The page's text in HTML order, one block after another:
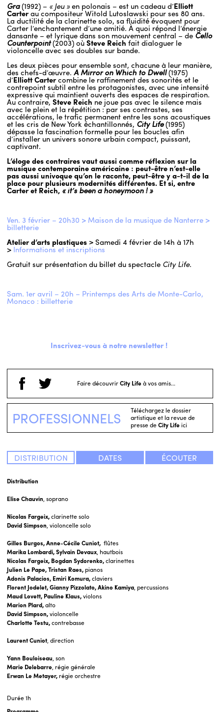
Distribution
Elise Chauvin, soprano
Nicolas Fargeix,clarinette solo
David Simpson, violoncelle solo
Gilles Burgos, Anne-Cécile Cuniot, flûtes
Marika Lombardi, Sylvain Devaux, hautbois
Nicolas Fargeix, Bogdan Sydorenko,clarinettes
Julien Le Pape, Tristan Raes, pianos
Adonis Palacios, Emiri Komura,claviers
Florent Jodelet, Gianny Pizzolato,Akino Kamiya, percussions
Maud Lovett, Pauline Klaus,violons
Marion Plard,alto
David Simpson,violoncelle
Charlotte Testu,contrebasse
Laurent Cuniot, direction
Yann Bouloiseau, son
Marie Delebarre, régie générale
Erwan Le Metayer, régie orchestre
Durée1h
Gra(1992) – « Jeu »en polonais – est un cadeau d’Elliott
Carterau compositeur Witold Lutoslawski pour ses 80 ans.
La ductilité de la clarinette solo, sa fluidité évoquent pour
Carter l’enchantement d’une amitié. À quoi répond l’énergie
dansante – et lyrique dans son mouvement central – de Cello
Counterpoint(2003) oùSteve Reich fait dialoguer le
violoncelle avec ses doubles sur bande.
Les deux pièces pour ensemble sont, chacune à leur manière,
des chefs-d’œuvre. A Mirror on Which to Dwell(1975)
d’Elliott Cartercombine le raffinement des sonorités et le
contrepoint subtil entre les protagonistes, avec une intensité
expressive qui maintient ouverts des espaces de respiration.
Au contraire, Steve Reich ne joue pas avec le silence mais
avec le plein et la répétition : par ses contrastes, ses
accélérations, le trafic permanent entre les sons acoustiques
et les cris de New York échantillonnés, City Life(1995)
dépasse la fascination formelle pour les boucles afin
d’installer un univers sonore urbain compact, puissant,
captivant.
L’éloge des contraires vaut aussi comme réflexion sur la
musique contemporaine américaine : peut-être n’est-elle
pas aussi univoque qu’on le raconte, peut-être y a-t-il de la
place pour plusieurs modernités différentes. Et si, entre
Carter et Reich, « it’s been a honeymoon ! »
Ven. 3 février – 20h30 > Maison de la musique de Nanterre >
billetterie
Atelier d’arts plastiques > Samedi 4 février de 14h à 17h
> Informations et inscriptions
Gratuit sur présentation du billet du spectacle City Life.
Sam. 1er avril – 20h – Printemps des Arts de Monte-Carlo,
Monaco : billetterie
Inscrivez-vous à notre newsletter !
Faire découvrirCity Lifeà vos amis...
PROFESSIONNELS
Téléchargez le dossier
artistique et la revue de
presse deCity Lifeici
DISTRIBUTION DATES ÉCOUTER